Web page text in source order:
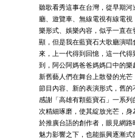
聽歌看秀這事在台灣，從早期
廳、遊覽車、無線電視有線電
樂形式、娛樂內容，似乎一直
顯，但是我在藍寶石大歌廳演
來，上一代得到回憶，這一代
到，阿公阿媽爸爸媽媽口中的樂
新舊藝人們在舞台上散發的光
節目內容、新的表演形式，舊的
感謝「高雄有顆藍寶石」一系
次精細琢磨，使其綻放光芒，
於推廣台語的創作者，眼見網
魅力影響之下，也能振興逐漸